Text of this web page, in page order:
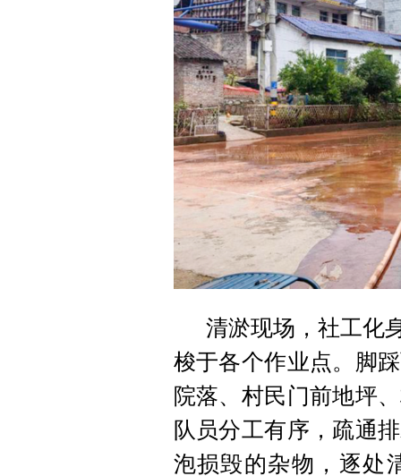
清淤现场，社工化
梭于各个作业点。脚
院落、村民门前地坪
队员分工有序，疏通
泡损毁的杂物，逐处